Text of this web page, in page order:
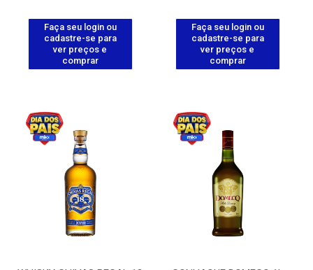
Faça seu login ou
cadastre-se para
ver preços e
comprar
Faça seu login ou
cadastre-se para
ver preços e
comprar